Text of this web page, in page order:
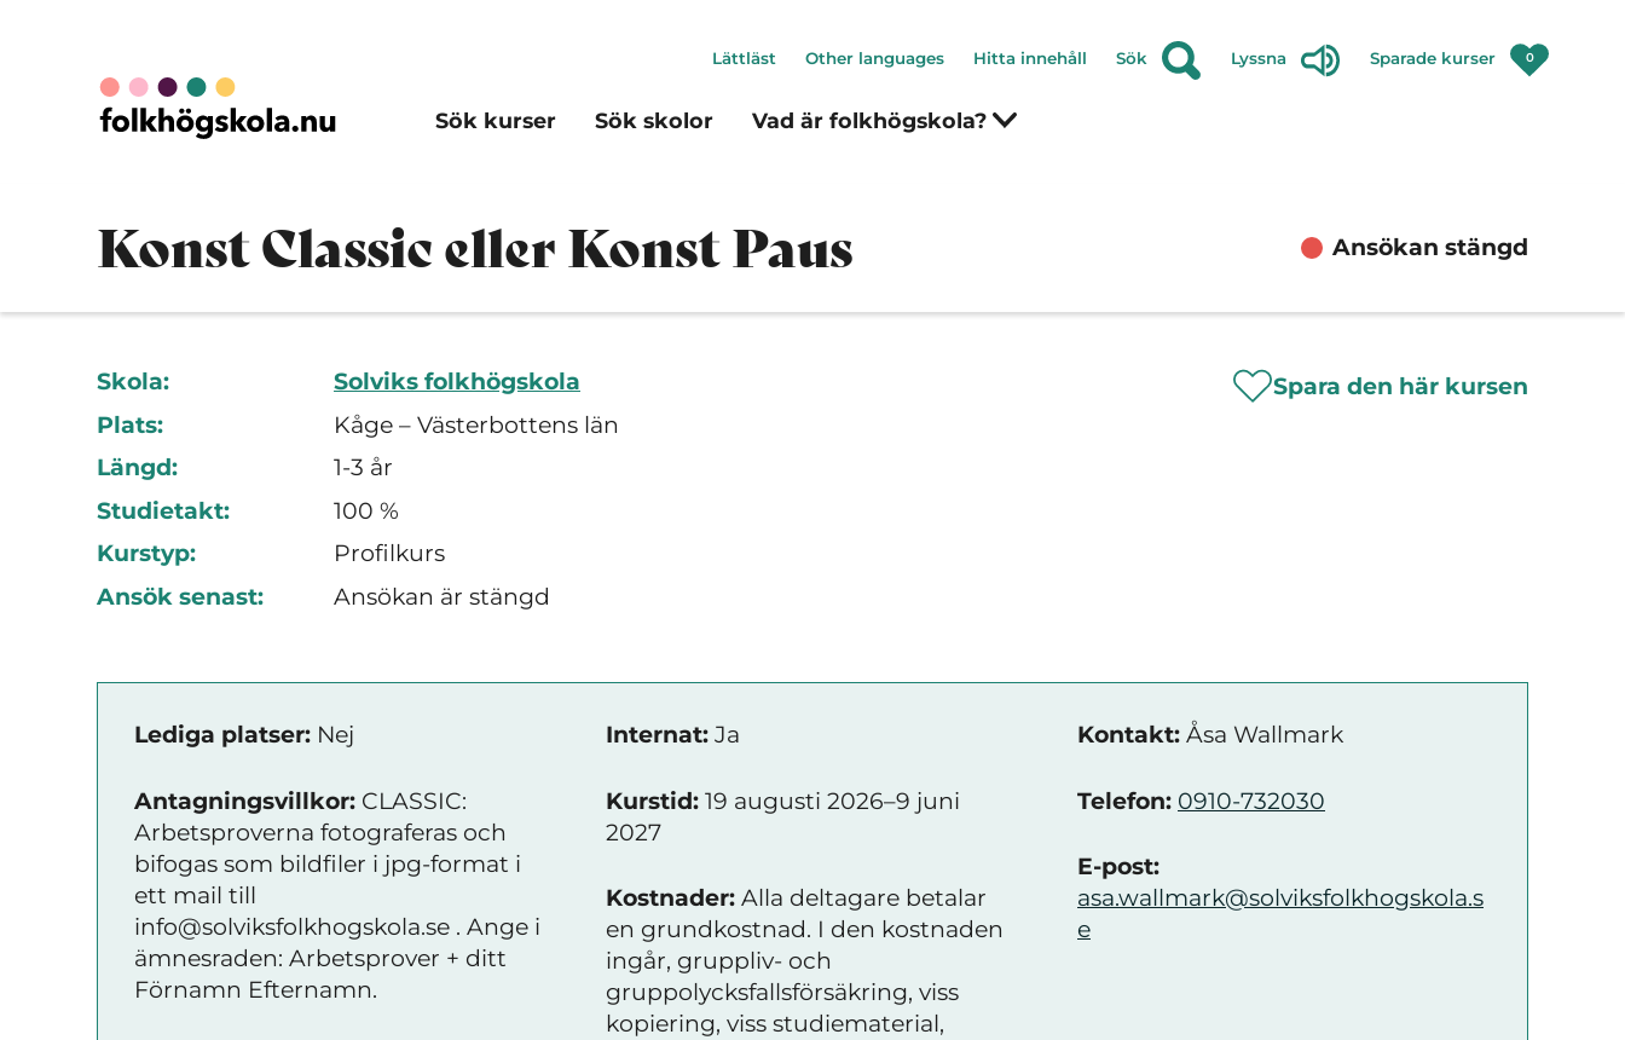
Sök kurser Sök skolor Vad är folkhögskola?
Lättläst Other languages Hitta innehåll Sök Lyssna Sparade kurser 0
Konst Classic eller Konst Paus Ansökan stängd
Skola:
Solviks folkhögskola
Plats:
Kåge – Västerbottens län
Längd:
1-3 år
Studietakt:
100 %
Kurstyp:
Profilkurs
Ansök senast:
Ansökan är stängd
Spara den här kursen
Lediga platser: Nej
Antagningsvillkor: CLASSIC:
Arbetsproverna fotograferas och
bifogas som bildfiler i jpg-format i
ett mail till
info@solviksfolkhogskola.se . Ange i
ämnesraden: Arbetsprover + ditt
Förnamn Efternamn.
Internat: Ja
Kurstid: 19 augusti 2026–9 juni
2027
Kostnader: Alla deltagare betalar
en grundkostnad. I den kostnaden
ingår, gruppliv- och
gruppolycksfallsförsäkring, viss
kopiering, viss studiematerial,
Kontakt: Åsa Wallmark
Telefon: 0910-732030
E-post:
asa.wallmark@solviksfolkhogskola.s
e